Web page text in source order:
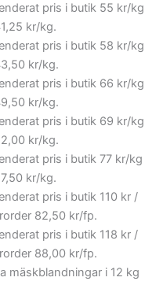
pris i butik 55 kr/kg
kr/kg.
pris i butik 58 kr/kg
kr/kg.
pris i butik 66 kr/kg
kr/kg.
pris i butik 69 kr/kg
kr/kg.
pris i butik 77 kr/kg
kr/kg.
pris i butik 110 kr /
82,50 kr/fp.
pris i butik 118 kr /
88,00 kr/fp.
mäskblandningar i 12 kg